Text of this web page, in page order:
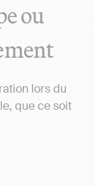
ou
lors du
que ce soit